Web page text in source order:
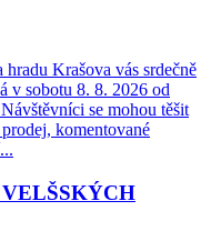
Krašova vás srdečně
v sobotu 8. 8. 2026 od
se mohou těšit
komentované